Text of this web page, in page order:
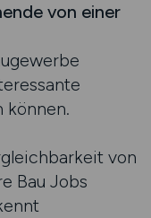
von einer
können.
von
Bau Jobs